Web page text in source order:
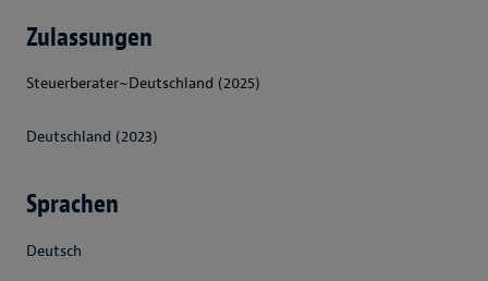
Zulassungen
Steuerberater~Deutschland (2025)
Deutschland (2023)
Sprachen
Deutsch